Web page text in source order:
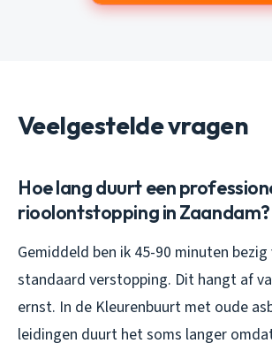
Veelgestelde vragen
Hoe lang duurt een
rioolontstopping in Zaandam?
Gemiddeld ben ik 45-90 minuten
standaard verstopping. Dit hangt af
ernst. In de Kleurenbuurt met oude
leidingen duurt het soms langer